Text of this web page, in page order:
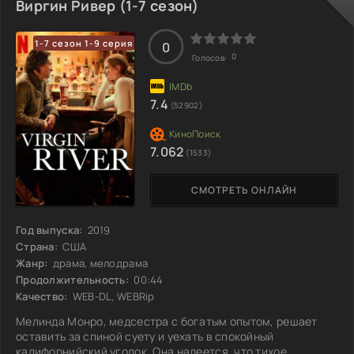
сталкивающаяся с противоречивыми уликами. Шон
пытается убедить её в своей невиновности, но её
интуиция подсказывает, что ситуация куда запутаннее,
чем
Виргин Ривер (1-7 сезон)
1-7 сезон 1-9 серия
Год выпуска: 2019
Страна: США
Жанр: драма, мелодрама
Продолжительность: 00:44
Качество: WEB-DL, WEBRip
Мелинда Монро, медсестра с богатым опытом, решает
оставить за спиной суету и уехать в спокойный
СМОТРЕТЬ ОНЛАЙН
0
Голосов: 0
7.4 (52902)
7.062 (1533)